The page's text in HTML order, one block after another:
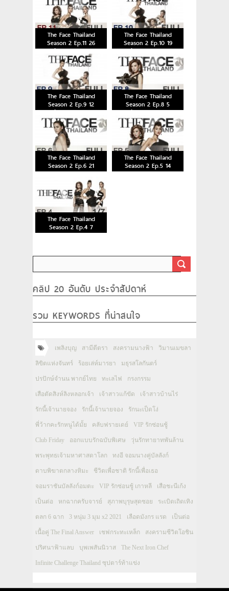
The Face Thailand
Season 2 Ep.11 26
ธันวาคม 2558
The Face Thailand
Season 2 Ep.10 19
ธันวาคม 2558
The Face Thailand
Season 2 Ep.9 12
ธันวาคม 2558
The Face Thailand
Season 2 Ep.8 5
ธันวาคม 2558
The Face Thailand
Season 2 Ep.6 21
พฤศจิกายน 2558
The Face Thailand
Season 2 Ep.5 14
พฤศจิกายน 2558
The Face Thailand
Season 2 Ep.4 7
พฤศจิกายน 2558
คลิป 20 อันดับ ประจำสัปดาห์
รวม KEYWORDS ที่น่าสนใจ
เพลิงบุญ สามีตีตรา สงครามนางฟ้า วิมานเมขลา
ลิขิตแห่งจันทร์ ร้อยเล่ห์มารยา มธุรสโลกันตร์
ปรปักษ์จำนน พากย์ไทย ทะเลไฟ กรงกรรม
เสือตัดสิงห์ลิงหลอกเจ้า เจ้าสาวแก้ขัด เจ้าสาวบ้านไร่
รักนี้เจ้านายจอง รักนี้เจ้านายจอง รักนะเป็ดโง่
พี่ว้ากคะรักหนูได้มั้ย คลับฟรายเดย์ VIP รักซ่อนชู้
Club Friday ออกแบบรักฉบับพิเศษ วุ่นรักทายาทพันล้าน
พระพุทธเจ้ามหาศาสดาโลก ทงอี จอมนางคู่บัลลังก์
ดาบพิฆาตกลางหิมะ ชีวิตเพื่อชาติ รักนี้เพื่อเธอ
จอมราชันบัลลังก์อมตะ VIP รักซ่อนชู้ เกาหลี เสือชะนีเก้ง
เป็นต่อ หกฉากครับจารย์ สุภาพบุรุษสุดซอย ระเบิดเถิดเทิง
ตลก 6 ฉาก 3 หนุ่ม 3 มุม x2 2021 เลือดมังกร แรด เป็นต่อ
เนื้อคู่ The Final Answer เชฟกระทะเหล็ก สงครามชีวิตโอชิน
ปริศนาฟ้าแลบ บุพเพสันนิวาส The Next Iron Chef
Infinite Challenge Thailand ซุปตาร์ท้าแข่ง